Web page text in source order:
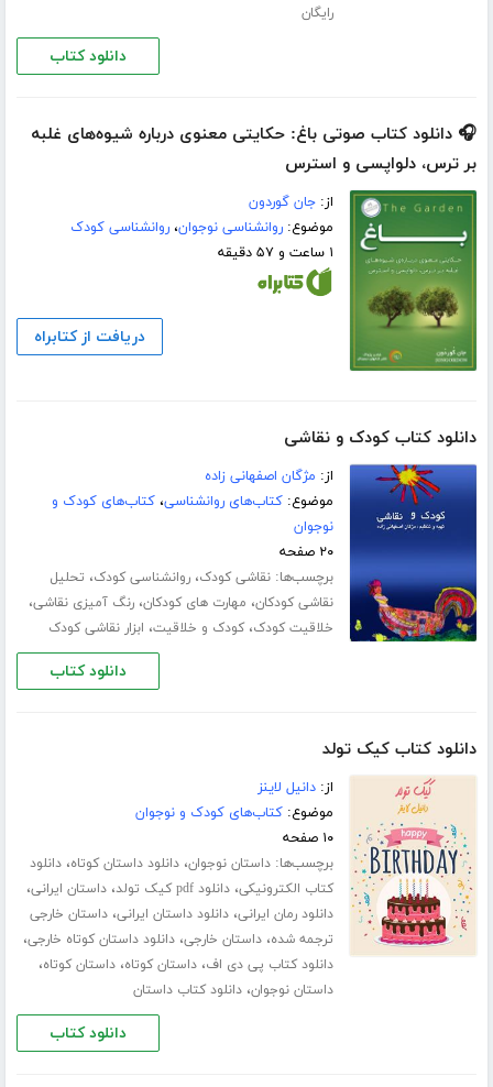
رایگان
دانلود کتاب
🎧 دانلود کتاب صوتی باغ: حکایتی معنوی درباره شیوه‌های غلبه
بر ترس، دلواپسی و استرس
از:جان گوردون
موضوع:روانشناسی نوجوان،روانشناسی کودک
۱ ساعت و ۵۷ دقیقه
دریافت از کتابراه
دانلود کتاب کودک و نقاشی
از: مژگان اصفهانی زاده
موضوع:کتاب‌های روانشناسی،کتاب‌های کودک و
نوجوان
۲۰ صفحه
برچسب‌ها:نقاشی کودک،روانشناسی کودک، تحلیل
نقاشی کودکان، مهارت های کودکان،رنگ آمیزی نقاشی،
خلاقیت کودک،کودک و خلاقیت، ابزار نقاشی کودک
دانلود کتاب
دانلود کتاب کیک تولد
از:دانیل لاینز
موضوع:کتاب‌های کودک و نوجوان
۱۰ صفحه
برچسب‌ها:داستان نوجوان،دانلود داستان کوتاه،دانلود
کتاب الکترونیکی،دانلود pdf کیک تولد ،داستان ایرانی،
دانلود رمان ایرانی،دانلود داستان ایرانی،داستان خارجی
ترجمه شده،داستان خارجی،دانلود داستان کوتاه خارجی،
دانلود کتاب پی دی اف،داستان کوتاه،داستان کوتاه،
داستان نوجوان،دانلود کتاب داستان
دانلود کتاب